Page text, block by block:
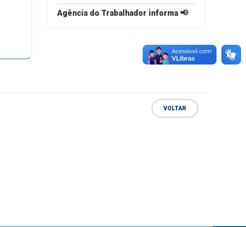
Agência do Trabalhador informa 📢
VOLTAR